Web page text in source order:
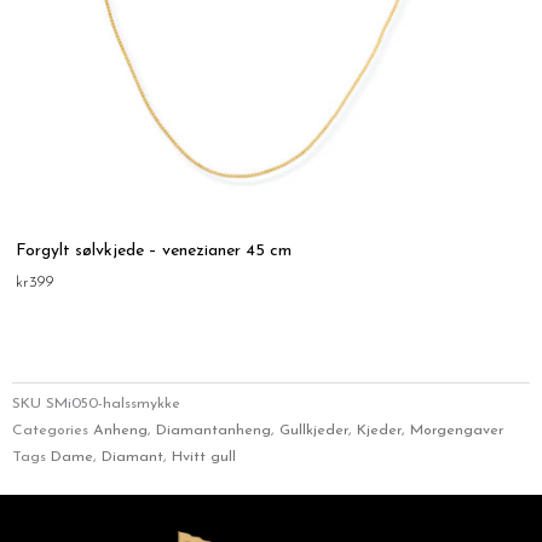
Forgylt sølvkjede – venezianer 45 cm
kr399
SKU SMi050-halssmykke
Categories Anheng, Diamantanheng, Gullkjeder, Kjeder, Morgengaver
Tags Dame, Diamant, Hvitt gull